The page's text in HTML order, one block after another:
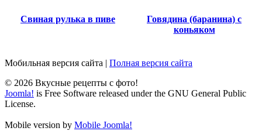
Свиная рулька в пиве
Говядина (баранина) с
коньяком
Мобильная версия сайта | Полная версия сайта
© 2026 Вкусные рецепты с фото!
Joomla! is Free Software released under the GNU General Public
License.
Mobile version by Mobile Joomla!